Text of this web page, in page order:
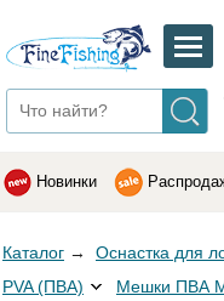
Новинки
Каталог → Оснастка для
PVA (ПВА)
Мешки ПВА